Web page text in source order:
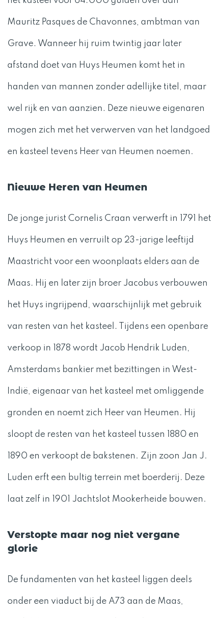
Mauritz Pasques de Chavonnes, ambtman van
Grave. Wanneer hij ruim twintig jaar later
afstand doet van Huys Heumen komt het in
handen van mannen zonder adellijke titel, maar
wel rijk en van aanzien. Deze nieuwe eigenaren
mogen zich met het verwerven van het landgoed
en kasteel tevens Heer van Heumen noemen.
Nieuwe Heren van Heumen
De jonge jurist Cornelis Craan verwerft in 1791 het
Huys Heumen en verruilt op 23-jarige leeftijd
Maastricht voor een woonplaats elders aan de
Maas. Hij en later zijn broer Jacobus verbouwen
het Huys ingrijpend, waarschijnlijk met gebruik
van resten van het kasteel. Tijdens een openbare
verkoop in 1878 wordt Jacob Hendrik Luden,
Amsterdams bankier met bezittingen in West-
Indië, eigenaar van het kasteel met omliggende
gronden en noemt zich Heer van Heumen. Hij
sloopt de resten van het kasteel tussen 1880 en
1890 en verkoopt de bakstenen. Zijn zoon Jan J.
Luden erft een bultig terrein met boerderij. Deze
laat zelf in 1901 Jachtslot Mookerheide bouwen.
Verstopte maar nog niet vergane
glorie
De fundamenten van het kasteel liggen deels
onder een viaduct bij de A73 aan de Maas,